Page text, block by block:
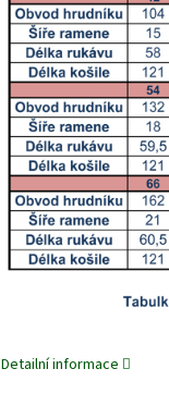
Detailní informace